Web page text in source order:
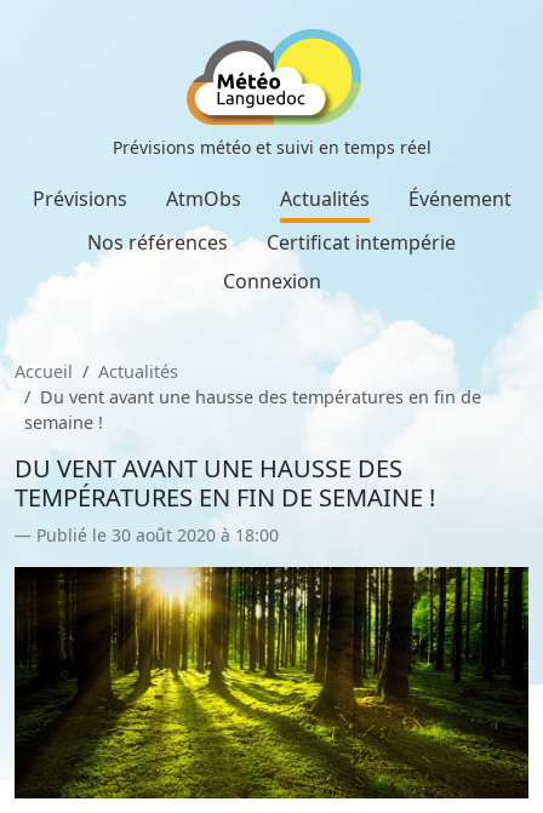
Prévisions météo et suivi en temps réel
Prévisions AtmObs Actualités
Événement
Nos références
Certificat intempérie
Connexion
Accueil
Actualités
Du vent avant une hausse des températures en fin de
semaine !
DU VENT AVANT UNE HAUSSE DES
TEMPÉRATURES EN FIN DE SEMAINE !
Publié le 30 août 2020 à 18:00